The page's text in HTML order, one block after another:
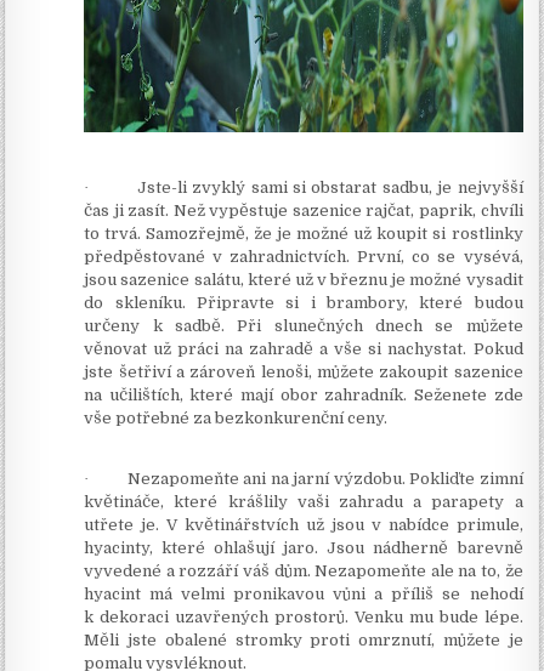
·
Jste-li zvyklý sami si obstarat sadbu, je nejvyšší
čas ji zasít. Než vypěstuje sazenice rajčat, paprik, chvíli
to trvá. Samozřejmě, že je možné už koupit si rostlinky
předpěstované v zahradnictvích. První, co se vysévá,
jsou sazenice salátu, které už v březnu je možné vysadit
do skleníku. Připravte si i brambory, které budou
určeny k sadbě. Při slunečných dnech se můžete
věnovat už práci na zahradě a vše si nachystat. Pokud
jste šetřiví a zároveň lenoši, můžete zakoupit sazenice
na učilištích, které mají obor zahradník. Seženete zde
vše potřebné za bezkonkurenční ceny.
·
Nezapomeňte ani na jarní výzdobu. Pokliďte zimní
květináče, které krášlily vaši zahradu a parapety a
utřete je. V květinářstvích už jsou v nabídce primule,
hyacinty, které ohlašují jaro. Jsou nádherně barevně
vyvedené a rozzáří váš dům. Nezapomeňte ale na to, že
hyacint má velmi pronikavou vůni a příliš se nehodí
k dekoraci uzavřených prostorů. Venku mu bude lépe.
Měli jste obalené stromky proti omrznutí, můžete je
pomalu vysvléknout.